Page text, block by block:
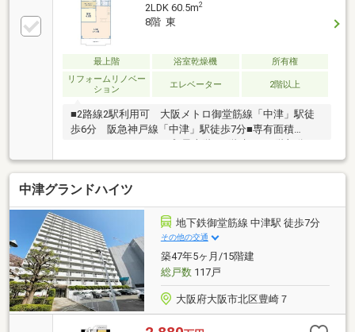
2LDK 60.5m2
8階 東
最上階 浴室乾燥機
所有権
リフォームリノベー
ション
エレベーター 2階以上
■2路線2駅利用可 大阪メトロ御堂筋線「中津」駅徒
歩6分 阪急神戸線「中津」駅徒歩7分■専有面積
洋室5.2畳と洋室4.5畳にウォークインクローゼットあ
り～リフォーム履歴あり～●令和元年リフォーム履歴
あり●システムキッチン新調 ●ユニットバス新調 ●
トイレ新調●洗面化粧台新調 ●建具新調 ●給湯器交
換済●フローリング、クロス全室張替 ●ハウスクリー
ニング実施物件の内覧及び詳細のお問い合わせは担当
小松までお願いいたします。（フリーコール0120-109-
369）
中津グランドハイツ
地下鉄御堂筋線 中津駅 徒歩7分
その他の交通
築47年5ヶ月/15階建
総戸数117戸
大阪府大阪市北区豊崎７